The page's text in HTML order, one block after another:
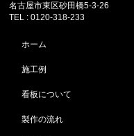
名古屋市東区砂田橋5-3-26
TEL : 0120-318-233
ホーム
施工例
看板について
製作の流れ